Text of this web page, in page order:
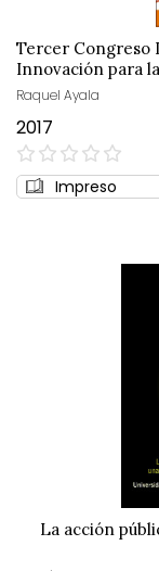
Tercer Congreso
Innovación para
Raquel Ayala
2017
0%
Impreso
La acción